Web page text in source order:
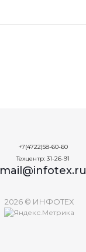
+7(4722)58-60-60
Техцентр: 31-26-91
mail@infotex.ru
2026 © ИНФОТЕХ